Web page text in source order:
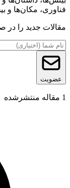
فناوری، مکان‌ها و
مقالات جدید را در
عضویت
1 مقاله منتشرشده